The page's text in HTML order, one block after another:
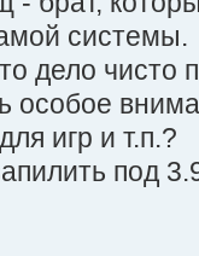
системы.
дело чисто
особое
игр и т.п.?
под